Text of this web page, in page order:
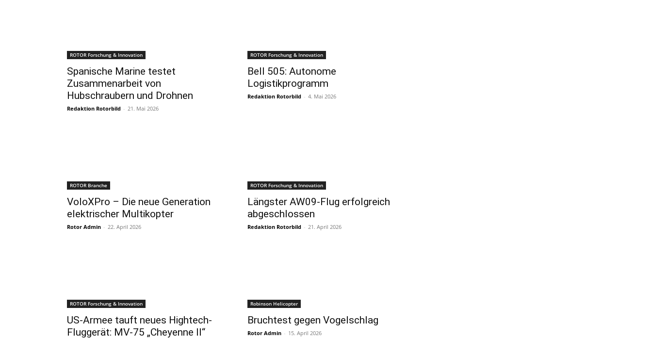
ROTOR Forschung & Innovation
Spanische Marine testet
Zusammenarbeit von
Hubschraubern und Drohnen
Redaktion Rotorbild - 21. Mai 2026
ROTOR Forschung & Innovation
Bell 505: Autonome
Logistikprogramm
Redaktion Rotorbild - 4. Mai 2026
ROTOR Branche
VoloXPro – Die neue Generation
elektrischer Multikopter
Rotor Admin - 22. April 2026
ROTOR Forschung & Innovation
Längster AW09-Flug erfolgreich
abgeschlossen
Redaktion Rotorbild - 21. April 2026
ROTOR Forschung & Innovation
US-Armee tauft neues Hightech-
Fluggerät: MV-75 „Cheyenne II“
Robinson Helicopter
Bruchtest gegen Vogelschlag
Rotor Admin - 15. April 2026